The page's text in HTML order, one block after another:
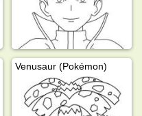
Venusaur (Pokémon)